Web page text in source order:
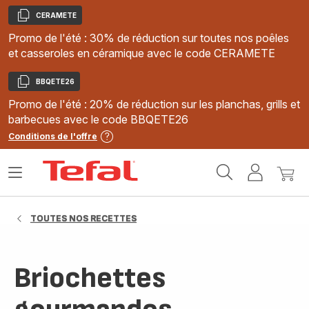
Copier
CERAMETE
Promo de l'été : 30% de réduction sur toutes nos poêles
et casseroles en céramique avec le code CERAMETE
Copier
BBQETE26
Promo de l'été : 20% de réduction sur les planchas, grills et
barbecues avec le code BBQETE26
Conditions de l'offre
MonMon
Ouvrir
TOUTES NOS RECETTES
Briochettes